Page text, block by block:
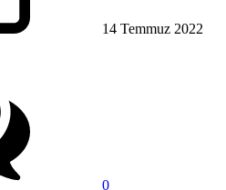
14 Temmuz 2022
0